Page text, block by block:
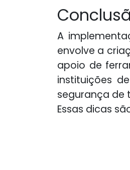
A
envolve a
apoio de
instituições
segurança de
Essas dicas